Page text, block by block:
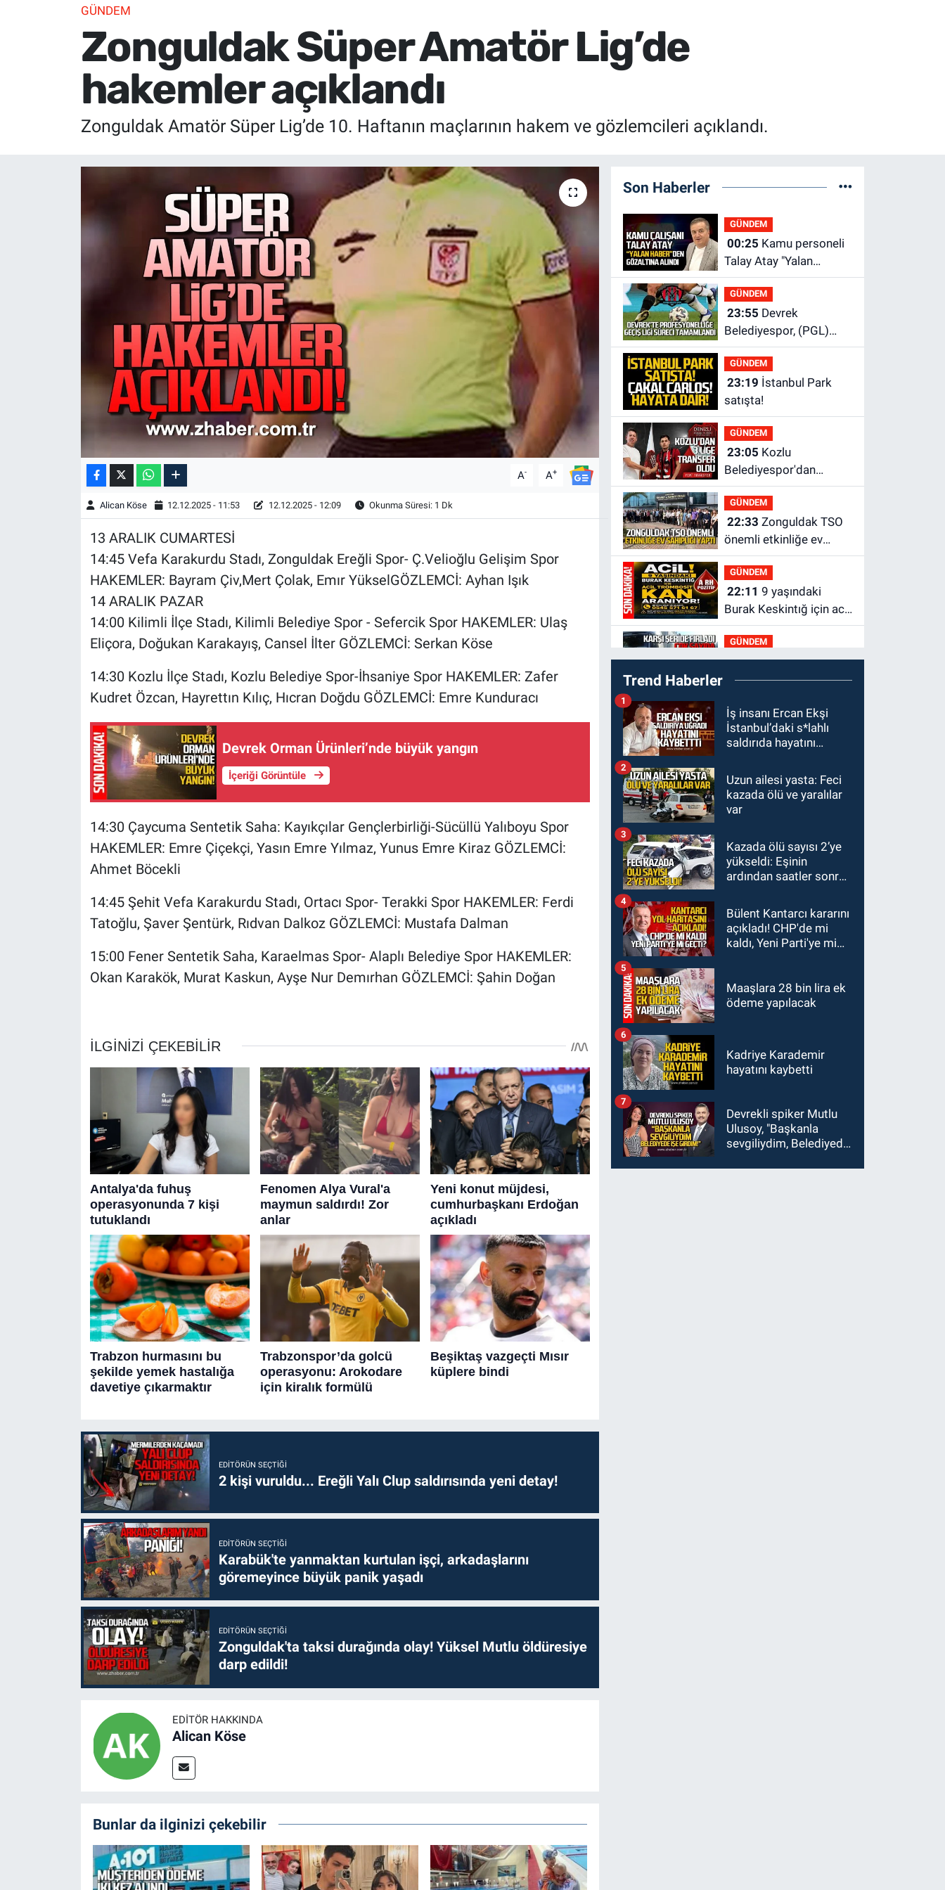
GÜNDEM
Zonguldak Süper Amatör Lig’de
hakemler açıklandı
Zonguldak Amatör Süper Lig’de 10. Haftanın maçlarının hakem ve gözlemcileri açıklandı.
A- A+
Alican Köse 12.12.2025 - 11:53 12.12.2025 - 12:09 Okunma Süresi: 1 Dk
13 ARALIK CUMARTESİ
14:45 Vefa Karakurdu Stadı, Zonguldak Ereğli Spor- Ç.Velioğlu Gelişim Spor
HAKEMLER: Bayram Çiv,Mert Çolak, Emır YükselGÖZLEMCİ: Ayhan Işık
14 ARALIK PAZAR
14:00 Kilimli İlçe Stadı, Kilimli Belediye Spor - Sefercik Spor HAKEMLER: Ulaş
Eliçora, Doğukan Karakayış, Cansel İlter GÖZLEMCİ: Serkan Köse
14:30 Kozlu İlçe Stadı, Kozlu Belediye Spor-İhsaniye Spor HAKEMLER: Zafer
Kudret Özcan, Hayrettın Kılıç, Hıcran Doğdu GÖZLEMCİ: Emre Kunduracı
Devrek Orman Ürünleri’nde büyük yangın
İçeriği Görüntüle
14:30 Çaycuma Sentetik Saha: Kayıkçılar Gençlerbirliği-Sücüllü Yalıboyu Spor
HAKEMLER: Emre Çiçekçi, Yasın Emre Yılmaz, Yunus Emre Kiraz GÖZLEMCİ:
Ahmet Böcekli
14:45 Şehit Vefa Karakurdu Stadı, Ortacı Spor- Terakki Spor HAKEMLER: Ferdi
Tatoğlu, Şaver Şentürk, Rıdvan Dalkoz GÖZLEMCİ: Mustafa Dalman
15:00 Fener Sentetik Saha, Karaelmas Spor- Alaplı Belediye Spor HAKEMLER:
Okan Karakök, Murat Kaskun, Ayşe Nur Demırhan GÖZLEMCİ: Şahin Doğan
EDITÖRÜN SEÇTIĞI
2 kişi vuruldu... Ereğli Yalı Clup saldırısında yeni detay!
EDITÖRÜN SEÇTIĞI
Karabük'te yanmaktan kurtulan işçi, arkadaşlarını
göremeyince büyük panik yaşadı
EDITÖRÜN SEÇTIĞI
Zonguldak'ta taksi durağında olay! Yüksel Mutlu öldüresiye
darp edildi!
EDITÖR HAKKINDA
Alican Köse
Bunlar da ilginizi çekebilir
Son Haberler
GÜNDEM
00:25
Talay Atay "Yalan
Haber"den gözaltına
alındı
GÜNDEM
23:55
Belediyespor, (PGL)
sürecini resmi olarak
tamamladı
GÜNDEM
23:19
satışta!
GÜNDEM
23:05
Belediyespor'dan
3.Lig'e transfer oldu
GÜNDEM
22:33
önemli etkinliğe ev
sahipliği yaptı
GÜNDEM
22:11
Burak Keskintığ için acil
Trombosit Arh (+) kana
ihtiyaç var
GÜNDEM
21:50Yoldan çıktı karşı
şeride fırladı: Çok
GÜNDEM
21:38Ercüment
Ünal'dan acık haber
dayanamadı
GÜNDEM
21:12Yönetim kulübü
önce borç batağına
görevden kaçtığını
resmen açıkladı
GÜNDEM
20:56Otomobilin
çarptığı yaşlı adam
Trend Haberler
İş insanı Ercan Ekşi
İstanbul’daki s*lahlı
saldırıda hayatını
1
Uzun ailesi yasta: Feci
kazada ölü ve yaralılar
var
2
Kazada ölü sayısı 2’ye
yükseldi: Eşinin
ardından saatler sonra
kaybetti
3
Bülent Kantarcı kararını
açıkladı! CHP'de mi
kaldı, Yeni Parti'ye mi
4
Maaşlara 28 bin lira ek
ödeme yapılacak
5
Kadriye Karademir
hayatını kaybetti
6
Devrekli spiker Mutlu
Ulusoy, "Başkanla
sevgiliydim, Belediyede
7